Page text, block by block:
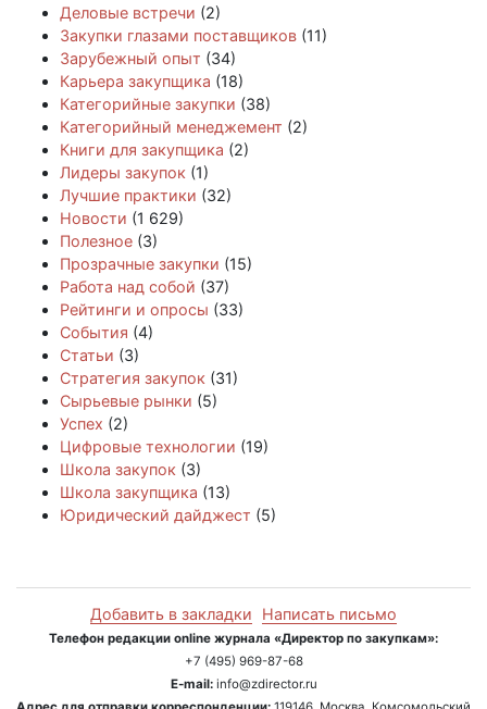
Деловые встречи (2)
Закупки глазами поставщиков (11)
Зарубежный опыт (34)
Карьера закупщика (18)
Категорийные закупки (38)
Категорийный менеджемент (2)
Книги для закупщика (2)
Лидеры закупок (1)
Лучшие практики (32)
Новости (1 629)
Полезное (3)
Прозрачные закупки (15)
Работа над собой (37)
Рейтинги и опросы (33)
События (4)
Статьи (3)
Стратегия закупок (31)
Сырьевые рынки (5)
Успех (2)
Цифровые технологии (19)
Школа закупок (3)
Школа закупщика (13)
Юридический дайджест (5)
Добавить в закладки Написать письмо
Телефон редакции online журнала «Директор по закупкам»:
+7 (495) 969-87-68
E-mail:info@zdirector.ru